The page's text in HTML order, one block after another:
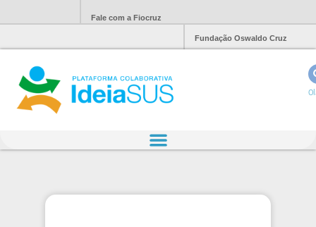
Fale com a Fiocruz
Fundação Oswaldo Cruz